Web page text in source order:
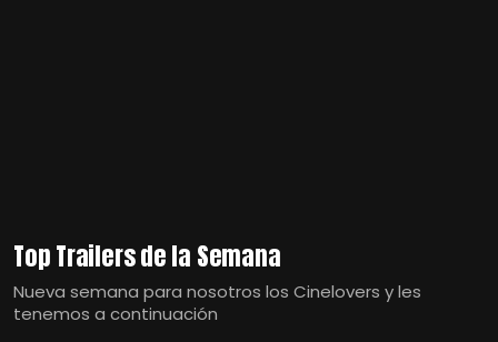
Top Trailers de la Semana
Nueva semana para nosotros los Cinelovers y les
tenemos a continuación